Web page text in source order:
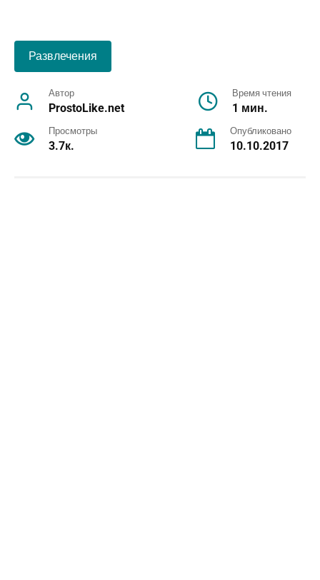
Развлечения
Автор
ProstoLike.net
Время чтения
1 мин.
Просмотры
3.7к.
Опубликовано
10.10.2017